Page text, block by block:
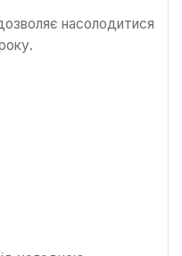
насолодитися